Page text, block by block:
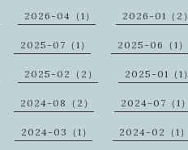
2026-04（1） 2026-01（2）
2025-07（1） 2025-06（1）
2025-02（2） 2025-01（1）
2024-08（2） 2024-07（1）
2024-03（1） 2024-02（1）